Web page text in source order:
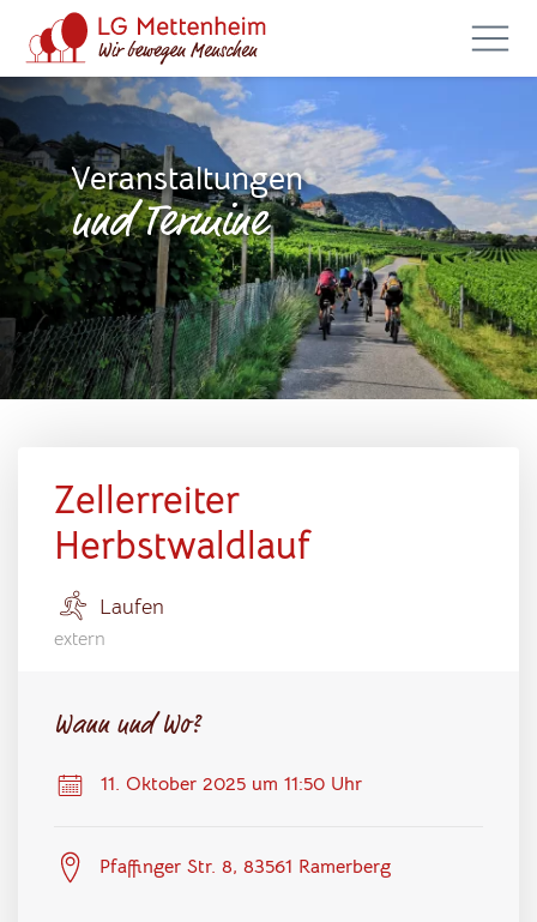
Veranstaltungen
und Termine
Zellerreiter
Herbstwaldlauf
Laufen
extern
Wann und Wo?
11. Oktober 2025 um 11:50 Uhr
Pfaffinger Str. 8, 83561 Ramerberg